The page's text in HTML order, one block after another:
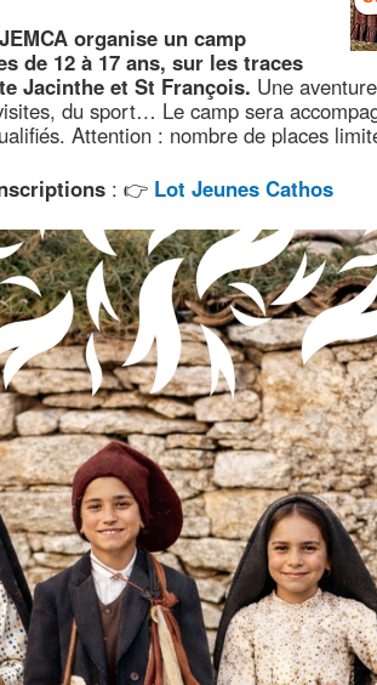
organise un camp
de 12 à 17 ans, sur les traces
Jacinthe et St François. Une
du sport… Le camp sera
Attention : nombre de places
: 👉 Lot Jeunes Cathos